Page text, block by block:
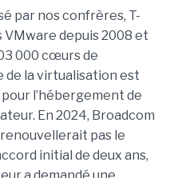
par nos confrères, T-
depuis 2008 et
000 cœurs de
de la virtualisation est
l’hébergement de
En 2024, Broadcom
pas le
initial de deux ans,